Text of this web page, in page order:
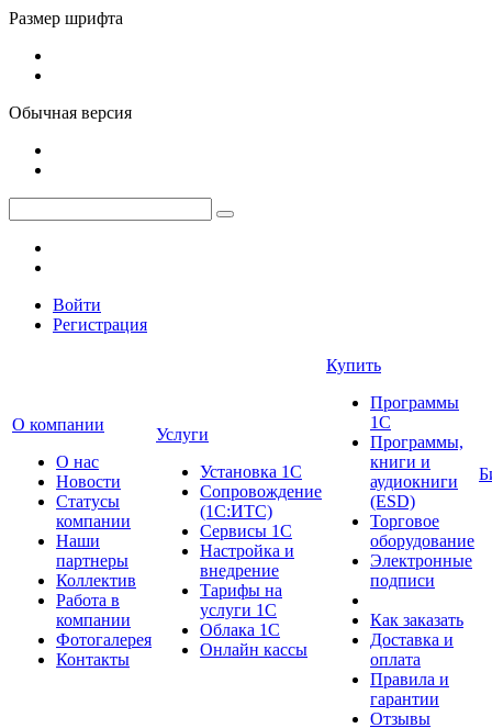
Размер шрифта
Обычная версия
Войти
Регистрация
О компании
О нас
Новости
Cтатусы
компании
Наши
партнеры
Коллектив
Работа в
компании
Фотогалерея
Контакты
Услуги
Установка 1С
Сопровождение
(1С:ИТС)
Сервисы 1С
Настройка и
внедрение
Тарифы на
услуги 1С
Облака 1С
Онлайн кассы
Купить
Программы
1С
Программы,
книги и
аудиокниги
(ESD)
Торговое
оборудование
Электронные
подписи
Как заказать
Доставка и
оплата
Правила и
гарантии
Отзывы